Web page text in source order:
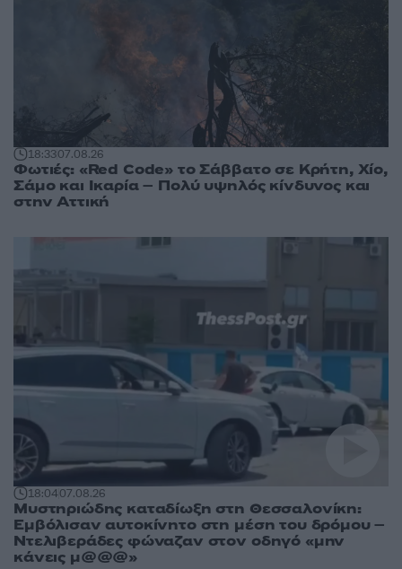
18:3307.08.26
Φωτιές: «Red Code» το Σάββατο σε Κρήτη, Χίο,
Σάμο και Ικαρία – Πολύ υψηλός κίνδυνος και
στην Αττική
18:0407.08.26
Μυστηριώδης καταδίωξη στη Θεσσαλονίκη:
Εμβόλισαν αυτοκίνητο στη μέση του δρόμου –
Ντελιβεράδες φώναζαν στον οδηγό «μην
κάνεις μ@@@»